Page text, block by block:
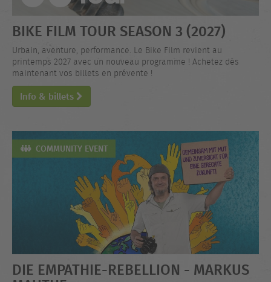
BIKE FILM TOUR SEASON 3 (2027)
Urbain, aventure, performance. Le Bike Film revient au
printemps 2027 avec un nouveau programme ! Achetez dès
maintenant vos billets en prévente !
Info & billets
COMMUNITY EVENT
DIE EMPATHIE-REBELLION - MARKUS